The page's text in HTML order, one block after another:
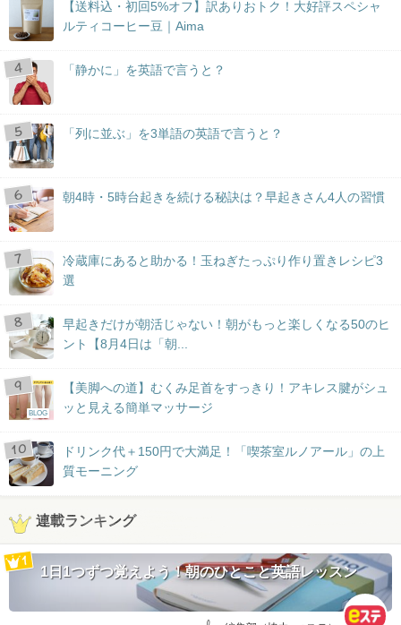
【送料込・初回5%オフ】訳ありおトク！大好評スペシャ
ルティコーヒー豆｜Aima
「静かに」を英語で言うと？
「列に並ぶ」を3単語の英語で言うと？
朝4時・5時台起きを続ける秘訣は？早起きさん4人の習慣
冷蔵庫にあると助かる！玉ねぎたっぷり作り置きレシピ3
選
早起きだけが朝活じゃない！朝がもっと楽しくなる50のヒ
ント【8月4日は「朝...
BLOG
【美脚への道】むくみ足首をすっきり！アキレス腱がシュ
ッと見える簡単マッサージ
ドリンク代＋150円で大満足！「喫茶室ルノアール」の上
質モーニング
連載ランキング
1日1つずつ覚えよう！朝のひとこと英語レッスン